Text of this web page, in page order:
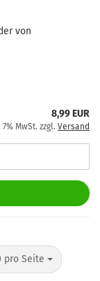
von
8,99 EUR
MwSt. zzgl. Versand
pro Seite
Seite